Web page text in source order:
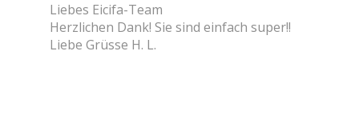
Liebes Eicifa-Team
Herzlichen Dank! Sie sind einfach super!!
Liebe Grüsse H. L.